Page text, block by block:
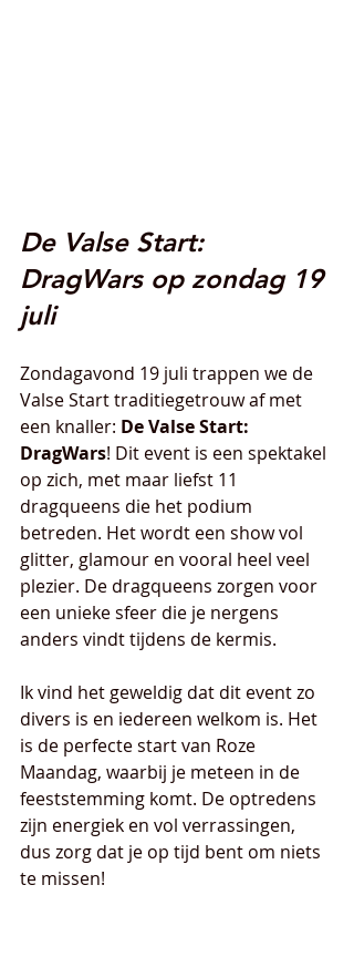
De Valse Start:
DragWars op zondag 19
juli
Zondagavond 19 juli trappen we de
Valse Start traditiegetrouw af met
een knaller: De Valse Start:
DragWars! Dit event is een spektakel
op zich, met maar liefst 11
dragqueens die het podium
betreden. Het wordt een show vol
glitter, glamour en vooral heel veel
plezier. De dragqueens zorgen voor
een unieke sfeer die je nergens
anders vindt tijdens de kermis.
Ik vind het geweldig dat dit event zo
divers is en iedereen welkom is. Het
is de perfecte start van Roze
Maandag, waarbij je meteen in de
feeststemming komt. De optredens
zijn energiek en vol verrassingen,
dus zorg dat je op tijd bent om niets
te missen!